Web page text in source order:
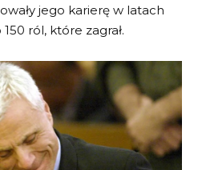
jego karierę w latach
150 ról, które zagrał.